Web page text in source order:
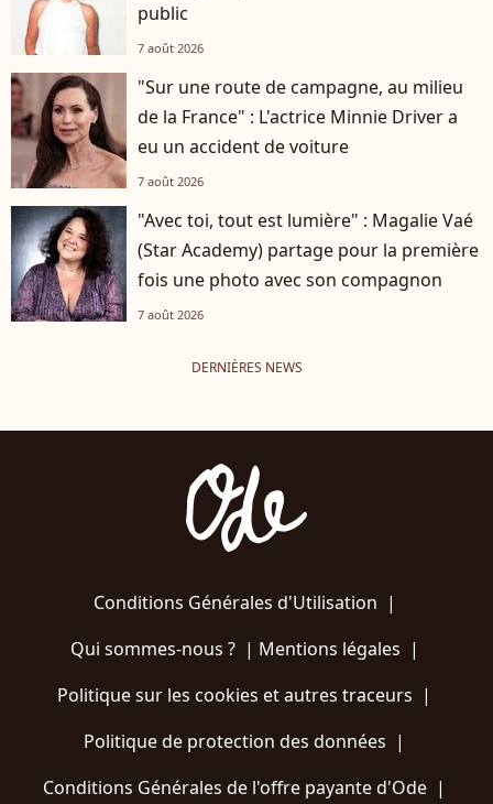
public
7 août 2026
"Sur une route de campagne, au milieu
de la France" : L'actrice Minnie Driver a
eu un accident de voiture
7 août 2026
"Avec toi, tout est lumière" : Magalie Vaé
(Star Academy) partage pour la première
fois une photo avec son compagnon
7 août 2026
DERNIÈRES NEWS
Conditions Générales d'Utilisation |
Qui sommes-nous ?| Mentions légales |
Politique sur les cookies et autres traceurs |
Politique de protection des données |
Conditions Générales de l'offre payante d'Ode |